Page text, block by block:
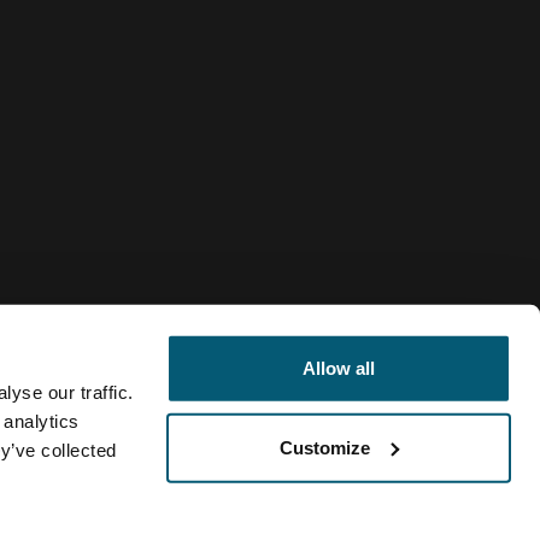
our traffic.
collected
Allow all
Customize
Política de cookies Configuración de cookies Current market/